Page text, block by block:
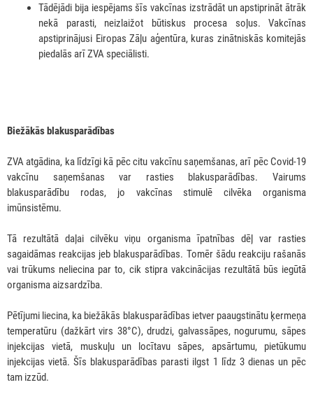
Tādējādi bija iespējams šīs vakcīnas izstrādāt un apstiprināt ātrāk
nekā parasti, neizlaižot būtiskus procesa soļus. Vakcīnas
apstiprinājusi Eiropas Zāļu aģentūra, kuras zinātniskās komitejās
piedalās arī ZVA speciālisti.
Biežākās blakusparādības
ZVA atgādina, ka līdzīgi kā pēc citu vakcīnu saņemšanas, arī pēc Covid-19
vakcīnu saņemšanas var rasties blakusparādības. Vairums
blakusparādību rodas, jo vakcīnas stimulē cilvēka organisma
imūnsistēmu.
Tā rezultātā daļai cilvēku viņu organisma īpatnības dēļ var rasties
sagaidāmas reakcijas jeb blakusparādības. Tomēr šādu reakciju rašanās
vai trūkums neliecina par to, cik stipra vakcinācijas rezultātā būs iegūtā
organisma aizsardzība.
Pētījumi liecina, ka biežākās blakusparādības ietver paaugstinātu ķermeņa
temperatūru (dažkārt virs 38°C), drudzi, galvassāpes, nogurumu, sāpes
injekcijas vietā, muskuļu un locītavu sāpes, apsārtumu, pietūkumu
injekcijas vietā. Šīs blakusparādības parasti ilgst 1 līdz 3 dienas un pēc
tam izzūd.